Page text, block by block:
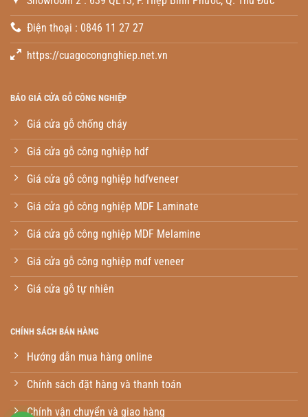
Điện thoại : 0846 11 27 27
https://cuagocongnghiep.net.vn
BÁO GIÁ CỬA GỖ CÔNG NGHIỆP
Giá cửa gỗ chống cháy
Giá cửa gỗ công nghiệp hdf
Giá cửa gỗ công nghiệp hdfveneer
Giá cửa gỗ công nghiệp MDF Laminate
Giá cửa gỗ công nghiệp MDF Melamine
Giá cửa gỗ công nghiệp mdf veneer
Giá cửa gỗ tự nhiên
CHÍNH SÁCH BÁN HÀNG
Hướng dẫn mua hàng online
Chính sách đặt hàng và thanh toán
Chính vận chuyển và giao hàng